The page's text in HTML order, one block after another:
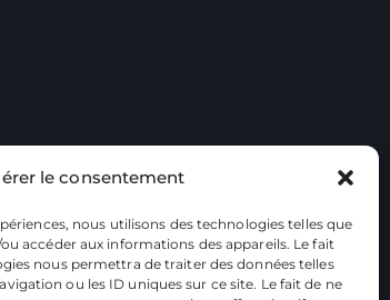
le consentement
nous utilisons des technologies telles que
accéder aux informations des appareils. Le fait
nous permettra de traiter des données telles
ou les ID uniques sur ce site. Le fait de ne